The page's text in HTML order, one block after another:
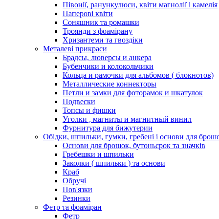
Півонії, ранункулюси, квіти магнолії і камелія
Паперові квіти
Соняшник та ромашки
Троянди з фоамірану
Хризантеми та гвоздіки
Металеві прикраси
Брадсы, люверсы и анкера
Бубенчики и колокольчики
Кольца и рамочки для альбомов ( блокнотов)
Металлические коннекторы
Петли и замки для фоторамок и шкатулок
Подвески
Топсы и фишки
Уголки , магниты и магнитный винил
Фурнитура для бижутерии
Обідки, шпильки, гумки, гребені і основи для
Основи для брошок, бутоньєрок та значків
Гребешки и шпильки
Заколки ( шпильки ) та основи
Краб
Обручі
Пов'язки
Резинки
Фетр та фоаміран
Фетр